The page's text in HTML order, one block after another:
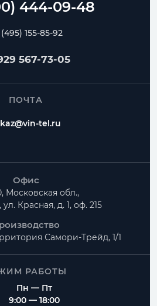
нестандартный размер?
весь комплект вентиляции?
(495) 155-85-92
567-73-05
ПОЧТА
tel.ru
Офис
Московская обл.,
Красная, д. 1, оф. 215
Самори-Трейд, 1/1
РАБОТЫ
Пн — Пт
9:00 — 18:00